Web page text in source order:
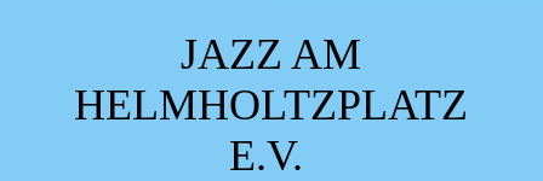
JAZZ AM
HELMHOLTZPLATZ
E.V.